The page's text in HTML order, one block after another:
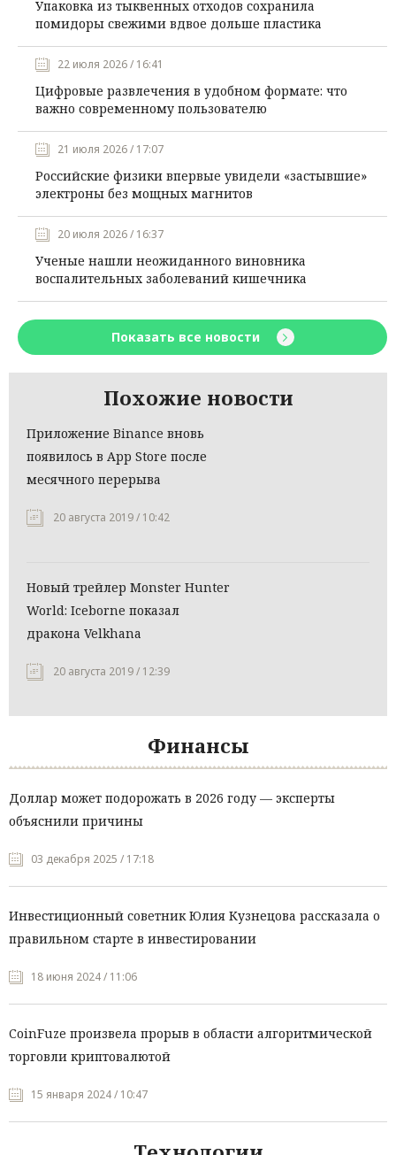
Упаковка из тыквенных отходов сохранила
помидоры свежими вдвое дольше пластика
22 июля 2026 / 16:41
Цифровые развлечения в удобном формате: что
важно современному пользователю
21 июля 2026 / 17:07
Российские физики впервые увидели «застывшие»
электроны без мощных магнитов
20 июля 2026 / 16:37
Ученые нашли неожиданного виновника
воспалительных заболеваний кишечника
Показать все новости
Похожие новости
Приложение Binance вновь
появилось в App Store после
месячного перерыва
20 августа 2019 / 10:42
Новый трейлер Monster Hunter
World: Iceborne показал
дракона Velkhana
20 августа 2019 / 12:39
Финансы
Доллар может подорожать в 2026 году — эксперты
объяснили причины
03 декабря 2025 / 17:18
Инвестиционный советник Юлия Кузнецова рассказала о
правильном старте в инвестировании
18 июня 2024 / 11:06
CoinFuze произвела прорыв в области алгоритмической
торговли криптовалютой
15 января 2024 / 10:47